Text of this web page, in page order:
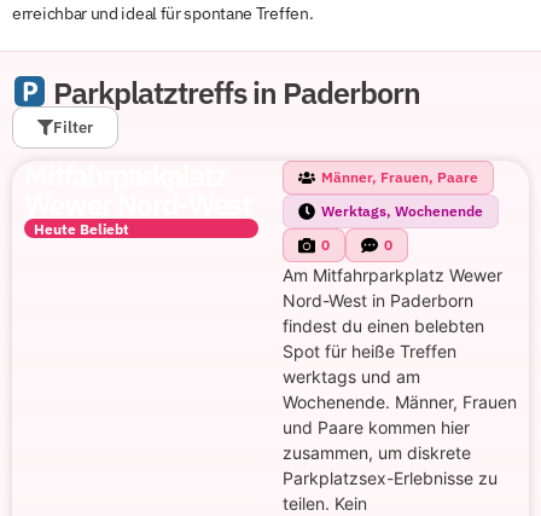
erreichbar und ideal für spontane Treffen.
Parkplatztreffs in Paderborn
Filter
Heute Beliebt
Männer, Frauen, Paare
Werktags, Wochenende
0
0
Am Mitfahrparkplatz Wewer
Nord-West in Paderborn
findest du einen belebten
Spot für heiße Treffen
werktags und am
Wochenende. Männer, Frauen
und Paare kommen hier
zusammen, um diskrete
Parkplatzsex-Erlebnisse zu
teilen. Kein